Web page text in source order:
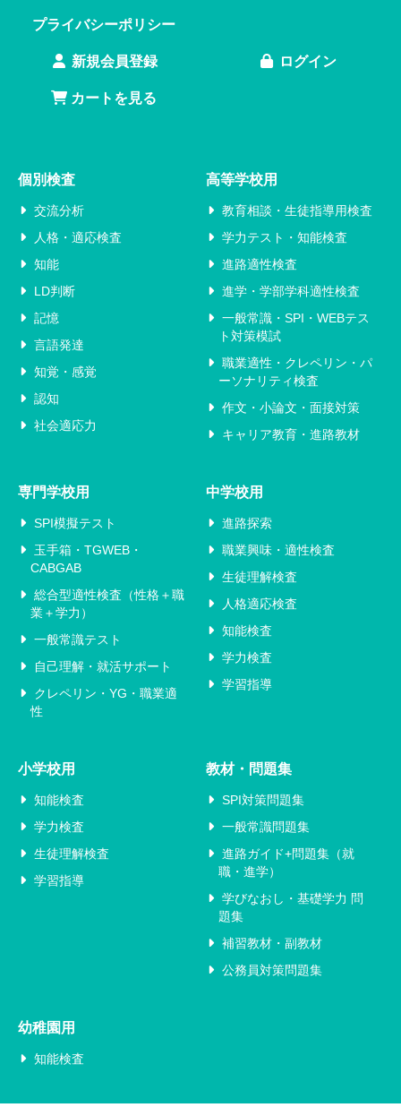
プライバシーポリシー
新規会員登録 ログイン
カートを見る
個別検査
交流分析
人格・適応検査
知能
LD判断
記憶
言語発達
知覚・感覚
認知
社会適応力
高等学校用
教育相談・生徒指導用検査
学力テスト・知能検査
進路適性検査
進学・学部学科適性検査
一般常識・SPI・WEBテス
ト対策模試
職業適性・クレペリン・パ
ーソナリティ検査
作文・小論文・面接対策
キャリア教育・進路教材
専門学校用
SPI模擬テスト
玉手箱・TGWEB・
CABGAB
総合型適性検査（性格＋職
業＋学力）
一般常識テスト
自己理解・就活サポート
クレペリン・YG・職業適
性
中学校用
進路探索
職業興味・適性検査
生徒理解検査
人格適応検査
知能検査
学力検査
学習指導
小学校用
知能検査
学力検査
生徒理解検査
学習指導
教材・問題集
SPI対策問題集
一般常識問題集
進路ガイド+問題集（就
職・進学）
学びなおし・基礎学力 問
題集
補習教材・副教材
公務員対策問題集
幼稚園用
知能検査